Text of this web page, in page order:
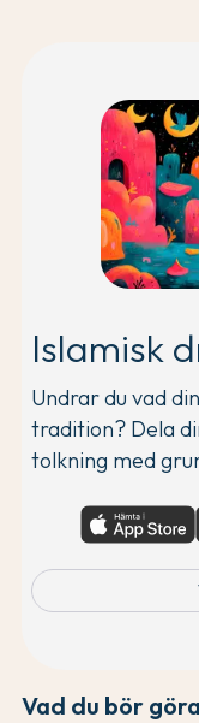
Islamisk
Undrar du vad
tradition? Dela
tolkning med
Vad du bör